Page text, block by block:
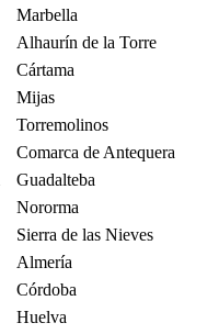
Marbella
Alhaurín de la Torre
Cártama
Mijas
Torremolinos
Comarca de Antequera
Guadalteba
Nororma
Sierra de las Nieves
Almería
Córdoba
Huelva